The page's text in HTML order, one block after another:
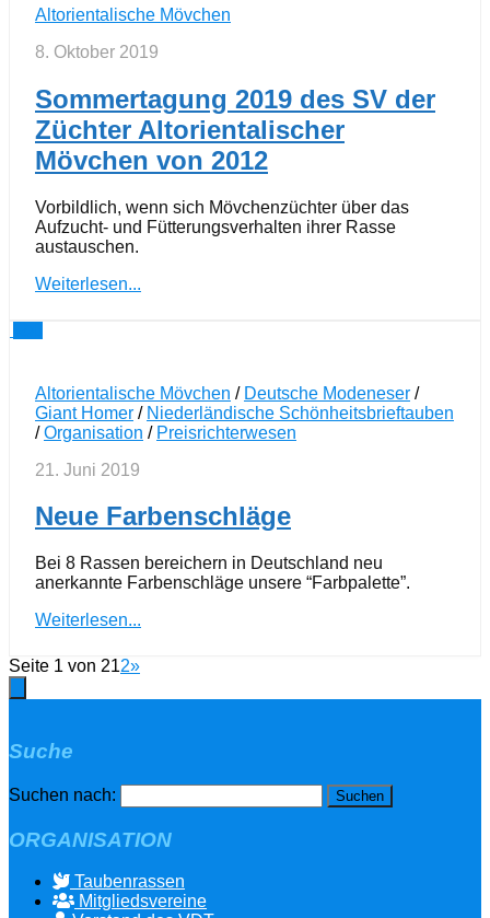
Altorientalische Mövchen
8. Oktober 2019
Sommertagung 2019 des SV der
Züchter Altorientalischer
Mövchen von 2012
Vorbildlich, wenn sich Mövchenzüchter über das
Aufzucht- und Fütterungsverhalten ihrer Rasse
austauschen.
Weiterlesen...
Altorientalische Mövchen / Deutsche Modeneser /
Giant Homer / Niederländische Schönheitsbrieftauben
/Organisation / Preisrichterwesen
21. Juni 2019
Neue Farbenschläge
Bei 8 Rassen bereichern in Deutschland neu
anerkannte Farbenschläge unsere “Farbpalette”.
Weiterlesen...
Seite 1 von 212»
Suche
Suchen nach:
ORGANISATION
Taubenrassen
Mitgliedsvereine